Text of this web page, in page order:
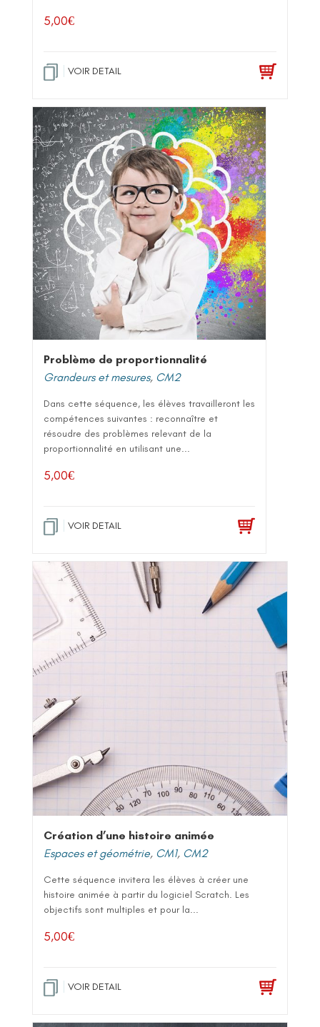
5,00€
VOIR DETAIL
Problème de proportionnalité
Grandeurs et mesures, CM2
Dans cette séquence, les élèves travailleront les
compétences suivantes : reconnaître et
résoudre des problèmes relevant de la
proportionnalité en utilisant une...
5,00€
VOIR DETAIL
Création d’une histoire animée
Espaces et géométrie, CM1, CM2
Cette séquence invitera les élèves à créer une
histoire animée à partir du logiciel Scratch. Les
objectifs sont multiples et pour la...
5,00€
VOIR DETAIL